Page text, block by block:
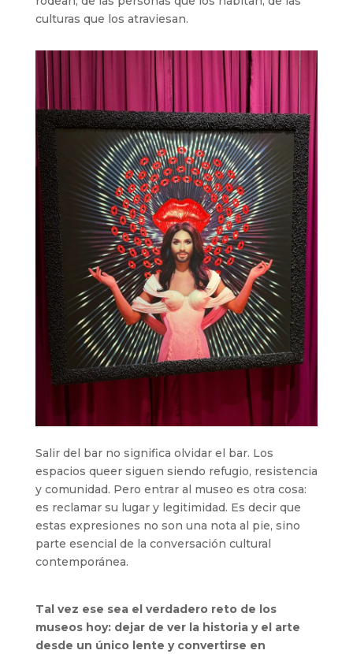
culturas que los atraviesan.
Salir del bar no significa olvidar el bar. Los
espacios queer siguen siendo refugio, resistencia
y comunidad. Pero entrar al museo es otra cosa:
es reclamar su lugar y legitimidad. Es decir que
estas expresiones no son una nota al pie, sino
parte esencial de la conversación cultural
contemporánea.
Tal vez ese sea el verdadero reto de los
museos hoy: dejar de ver la historia y el arte
desde un único lente y convertirse en